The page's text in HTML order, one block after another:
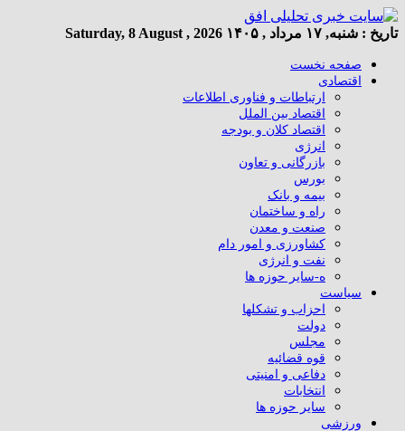
تاریخ : شنبه, ۱۷ مرداد , ۱۴۰۵ Saturday, 8 August , 2026
صفحه نخست
اقتصادی
ارتباطات و فناوری اطلاعات
اقتصاد بین الملل
اقتصاد کلان و بودجه
انرژی
بازرگانی و تعاون
بورس
بیمه و بانک
راه و ساختمان
صنعت و معدن
کشاورزی و امور دام
نفت و انرژی
ه-سایر حوزه ها
سیاست
احزاب و تشکلها
دولت
مجلس
قوه قضائیه
دفاعی و امنیتی
انتخابات
سایر حوزه ها
ورزشی